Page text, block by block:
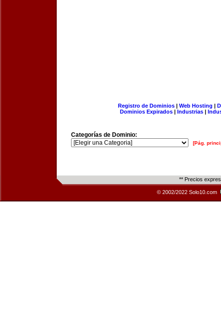
Registro de Dominios| Web Hosting |
Dominios Expirados | Industrias |
Categorías de Dominio:
[Pág.
** Precios
© 2002/2022 Solo10.com